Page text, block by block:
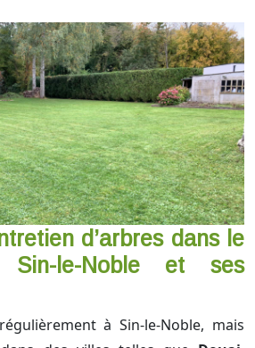
d’arbres dans le
le-Noble et ses
à Sin-le-Noble, mais